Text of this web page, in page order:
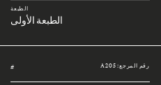
الطبعة
الطبعة الأولى
رقم المرجع: A205 #